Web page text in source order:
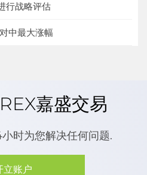
行战略评估
中最大涨幅
嘉盛交易
时为您解决任何问题.
立账户